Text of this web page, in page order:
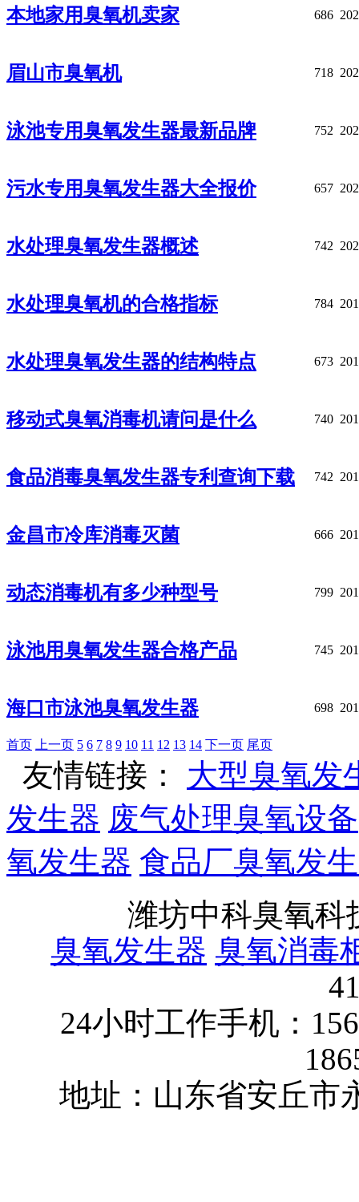
本地家用臭氧机卖家 686
眉山市臭氧机 718
泳池专用臭氧发生器最新品牌 752
污水专用臭氧发生器大全报价 657
水处理臭氧发生器概述 742
水处理臭氧机的合格指标 784
水处理臭氧发生器的结构特点 673
移动式臭氧消毒机请问是什么 740
食品消毒臭氧发生器专利查询下载 742
金昌市冷库消毒灭菌 666
动态消毒机有多少种型号 799
泳池用臭氧发生器合格产品 745
海口市泳池臭氧发生器 698
首页 上一页 5 6 7 8 9 10 11 12 13 14 下一页 尾页
友情链接： 大型臭氧发
发生器 废气处理臭氧设备
氧发生器 食品厂臭氧发
潍坊中科臭氧
臭氧发生器 臭氧消毒
24小时工作手机：
地址：山东省安丘